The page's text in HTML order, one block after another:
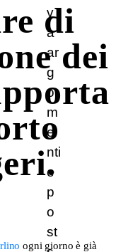
di
dei
ogni giorno è già